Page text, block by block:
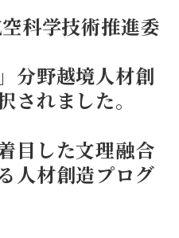
科学技術推進委
分野越境人材創
されました。
目した文理融合
人材創造プログ